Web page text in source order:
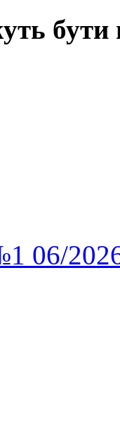
бути
06/